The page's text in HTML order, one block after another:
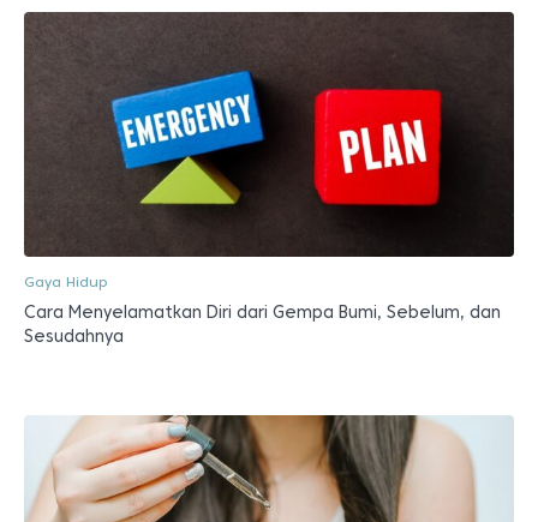
Gaya Hidup
Cara Menyelamatkan Diri dari Gempa Bumi, Sebelum, dan
Sesudahnya